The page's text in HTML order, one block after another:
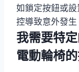
如鎖定按鈕或
控導致意外發生
我需要特
電動輪椅